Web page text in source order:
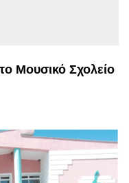
Μουσικό Σχολείο